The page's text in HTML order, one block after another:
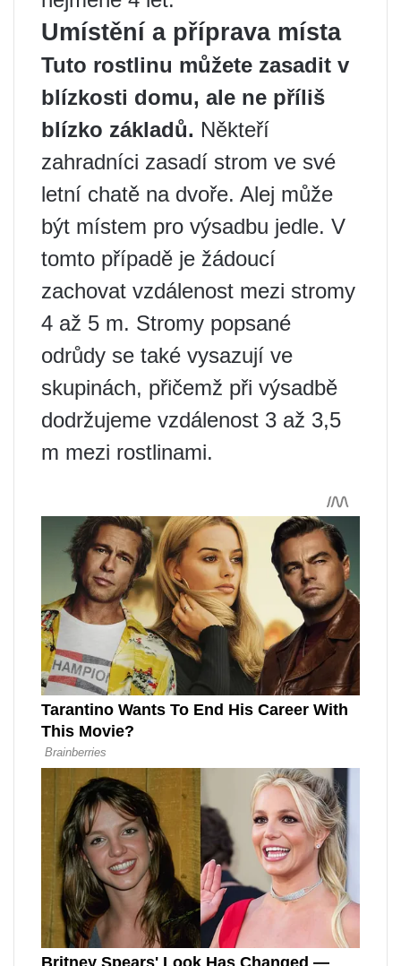
Umístění a příprava místa
Tuto rostlinu můžete zasadit v
blízkosti domu, ale ne příliš
blízko základů. Někteří
zahradníci zasadí strom ve své
letní chatě na dvoře. Alej může
být místem pro výsadbu jedle. V
tomto případě je žádoucí
zachovat vzdálenost mezi stromy
4 až 5 m. Stromy popsané
odrůdy se také vysazují ve
skupinách, přičemž při výsadbě
dodržujeme vzdálenost 3 až 3,5
m mezi rostlinami.